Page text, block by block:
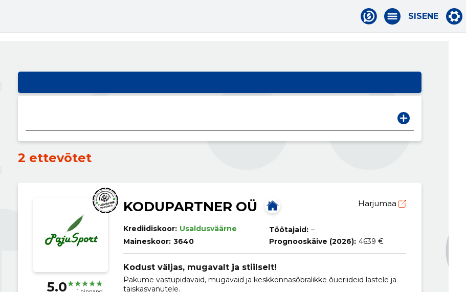
SISENE
2 ettevõtet
5.0
KODUPARTNER OÜ Harjumaa
Krediidiskoor: Usaldusväärne
Maineskoor: 3640
Töötajaid: –
Prognooskäive (2026): 4639 €
Kodust väljas, mugavalt ja stiilselt!
Pakume vastupidavaid, mugavaid ja keskkonnasõbralikke õueriideid lastele ja
täiskasvanutele.